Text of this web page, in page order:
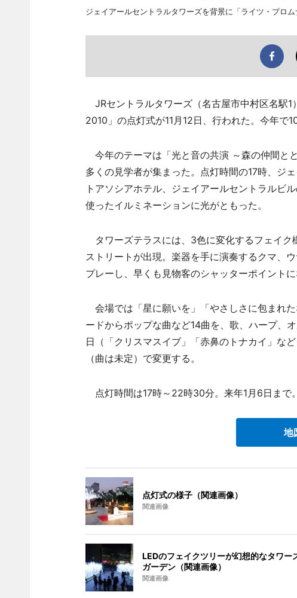
ジェイアールセントラルタワーズを背景に「ライツ・プロム
JRセントラルタワーズ（名古屋市中村区名駅
2010」の点灯式が11月12日、行われた。今年で10
今年のテーマは「光と音の共演 ～森の仲間と
多くの見学者が集まった。点灯時間の17時、ジ
トアソシアホテル、ジェイアールセントラルビ
使ったイルミネーションに光がともった。
タワーズテラスには、3色に変化するフェイク
ストリートが出現。楽器を手に演奏するクマ、
プレーし、早くも見物客のシャッターポイントに
会場では「星に願いを」「やさしさに包まれ
ードからポップな曲など14曲を、歌、ハープ、
日（「クリスマスイブ」「赤鼻のトナカイ」な
（曲は未定）で変更する。
点灯時間は17時～22時30分。来年1月6日まで。
地
点灯式の様子（関連画像）
関連画像
LEDのフェイクツリーが幻想的なタワー
ガーデン（関連画像）
関連画像